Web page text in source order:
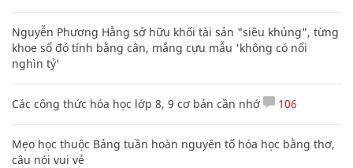
Nguyễn Phương Hằng sở hữu khối tài sản "siêu khủng", từng
khoe sổ đỏ tính bằng cân, mắng cựu mẫu 'không có nổi
nghìn tỷ'
Các công thức hóa học lớp 8, 9 cơ bản cần nhớ 106
Mẹo học thuộc Bảng tuần hoàn nguyên tố hóa học bằng thơ,
câu nói vui vẻ